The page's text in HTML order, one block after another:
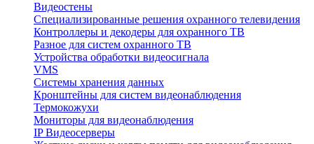
Видеостены
Специализированные решения охранного телевидения
Контроллеры и декодеры для охранного ТВ
Разное для систем охранного ТВ
Устройства обработки видеосигнала
VMS
Системы хранения данных
Кронштейны для систем видеонаблюдения
Термокожухи
Мониторы для видеонаблюдения
IP Видеосерверы